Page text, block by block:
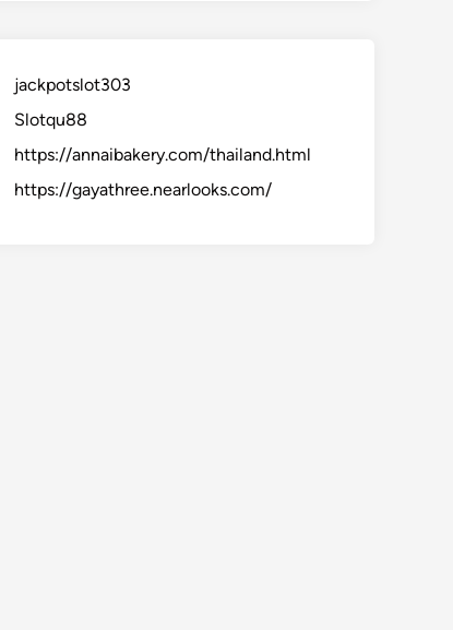
jackpotslot303
Slotqu88
https://annaibakery.com/thailand.html
https://gayathree.nearlooks.com/